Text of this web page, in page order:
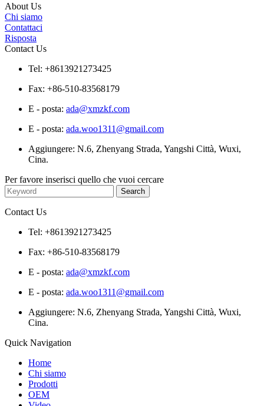
About Us
Chi siamo
Contattaci
Risposta
Contact Us
Tel: +8613921273425
Fax: +86-510-83568179
E - posta: ada@xmzkf.com
E - posta: ada.woo1311@gmail.com
Aggiungere: N.6, Zhenyang Strada, Yangshi Città, Wuxi,
Cina.
Per favore inserisci quello che vuoi cercare
Contact Us
Tel: +8613921273425
Fax: +86-510-83568179
E - posta: ada@xmzkf.com
E - posta: ada.woo1311@gmail.com
Aggiungere: N.6, Zhenyang Strada, Yangshi Città, Wuxi,
Cina.
Quick Navigation
Home
Chi siamo
Prodotti
OEM